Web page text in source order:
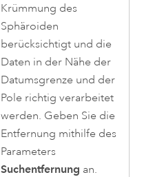
Krümmung des
Sphäroiden
berücksichtigt und die
Daten in der Nähe der
Datumsgrenze und der
Pole richtig verarbeitet
werden. Geben Sie die
Entfernung mithilfe des
Parameters
Suchentfernung an.